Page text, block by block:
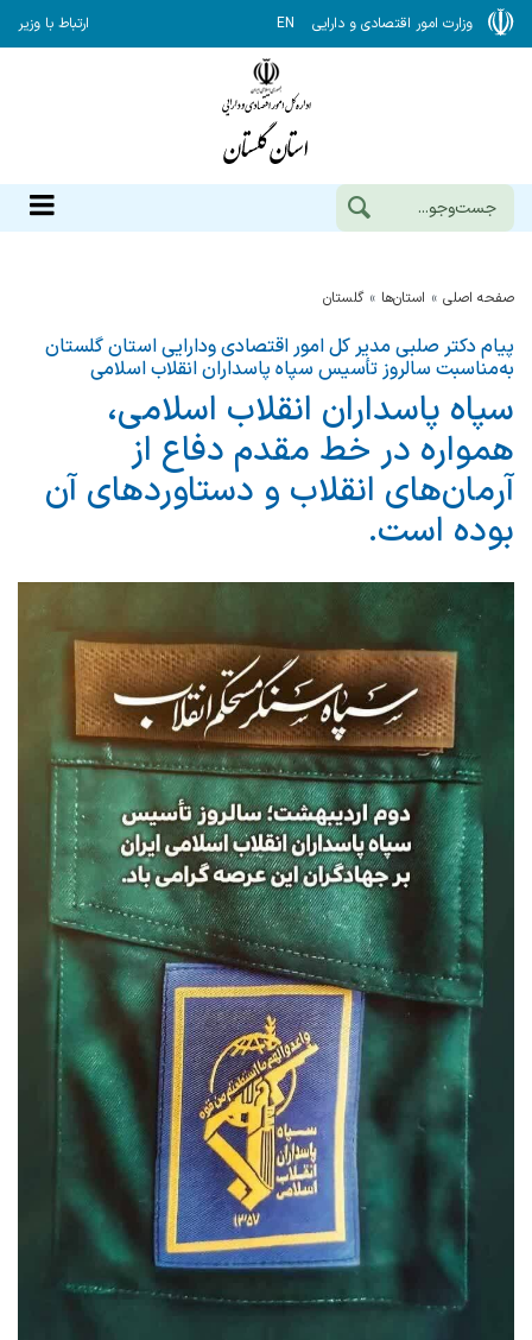
وزارت امور اقتصادی و دارایی EN ارتباط با وزیر
صفحه اصلی استان‌ها گلستان
پیام دکتر صلبی مدیر کل امور اقتصادی ودارایی استان گلستان
به‌مناسبت سالروز تأسیس سپاه پاسداران انقلاب اسلامی
سپاه پاسداران انقلاب اسلامی،
همواره در خط مقدم دفاع از
آرمان‌های انقلاب و دستاوردهای آن
بوده است.